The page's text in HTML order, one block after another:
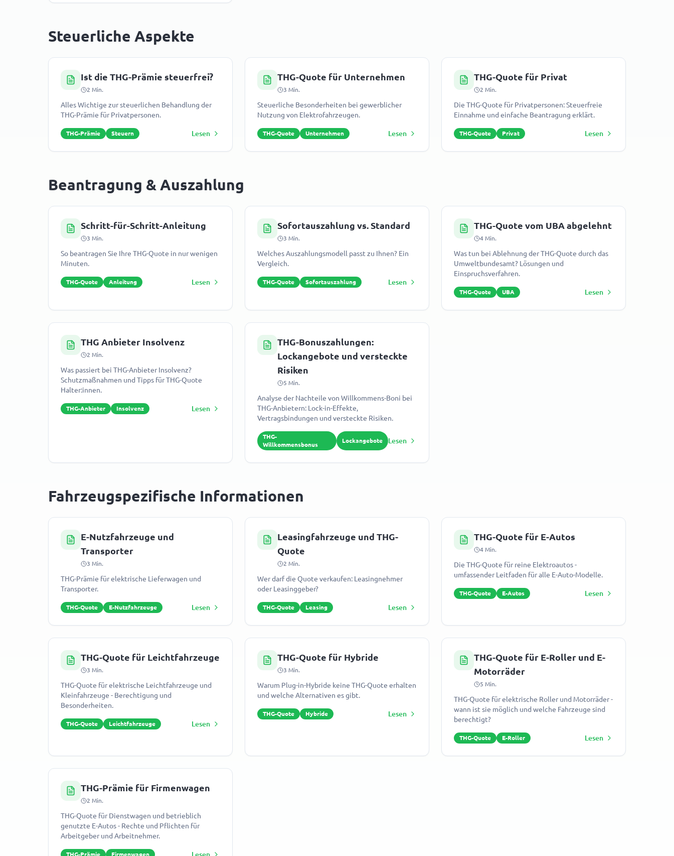
Steuerliche Aspekte
Ist die THG-Prämie steuerfrei?
2 Min.
Alles Wichtige zur steuerlichen Behandlung der
THG-Prämie für Privatpersonen.
THG-Prämie Steuern Lesen
THG-Quote für Unternehmen
3 Min.
Steuerliche Besonderheiten bei gewerblicher
Nutzung von Elektrofahrzeugen.
THG-Quote Unternehmen Lesen
THG-Quote für Privat
2 Min.
Die THG-Quote für Privatpersonen: Steuerfreie
Einnahme und einfache Beantragung erklärt.
THG-Quote Privat Lesen
Beantragung & Auszahlung
Schritt-für-Schritt-Anleitung
3 Min.
So beantragen Sie Ihre THG-Quote in nur wenigen
Minuten.
THG-Quote Anleitung Lesen
Sofortauszahlung vs. Standard
3 Min.
Welches Auszahlungsmodell passt zu Ihnen? Ein
Vergleich.
THG-Quote Sofortauszahlung Lesen
THG-Quote vom UBA abgelehnt
4 Min.
Was tun bei Ablehnung der THG-Quote durch das
Umweltbundesamt? Lösungen und
Einspruchsverfahren.
THG-Quote UBA Lesen
THG Anbieter Insolvenz
2 Min.
Was passiert bei THG-Anbieter Insolvenz?
Schutzmaßnahmen und Tipps für THG-Quote
Halter:innen.
THG-Anbieter Insolvenz Lesen
THG-Bonuszahlungen:
Lockangebote und versteckte
Risiken
5 Min.
Analyse der Nachteile von Willkommens-Boni bei
THG-Anbietern: Lock-in-Effekte,
Vertragsbindungen und versteckte Risiken.
THG-
Willkommensbonus
Lockangebote Lesen
Fahrzeugspezifische Informationen
E-Nutzfahrzeuge und
Transporter
3 Min.
THG-Prämie für elektrische Lieferwagen und
Transporter.
THG-Quote E-Nutzfahrzeuge Lesen
Leasingfahrzeuge und THG-
Quote
2 Min.
Wer darf die Quote verkaufen: Leasingnehmer
oder Leasinggeber?
THG-Quote Leasing Lesen
THG-Quote für E-Autos
4 Min.
Die THG-Quote für reine Elektroautos -
umfassender Leitfaden für alle E-Auto-Modelle.
THG-Quote E-Autos Lesen
THG-Quote für Leichtfahrzeuge
3 Min.
THG-Quote für elektrische Leichtfahrzeuge und
Kleinfahrzeuge - Berechtigung und
Besonderheiten.
THG-Quote Leichtfahrzeuge Lesen
THG-Quote für Hybride
3 Min.
Warum Plug-in-Hybride keine THG-Quote erhalten
und welche Alternativen es gibt.
THG-Quote Hybride Lesen
THG-Quote für E-Roller und E-
Motorräder
5 Min.
THG-Quote für elektrische Roller und Motorräder -
wann ist sie möglich und welche Fahrzeuge sind
berechtigt?
THG-Quote E-Roller Lesen
THG-Prämie für Firmenwagen
2 Min.
THG-Quote für Dienstwagen und betrieblich
genutzte E-Autos - Rechte und Pflichten für
Arbeitgeber und Arbeitnehmer.
THG-Prämie Firmenwagen